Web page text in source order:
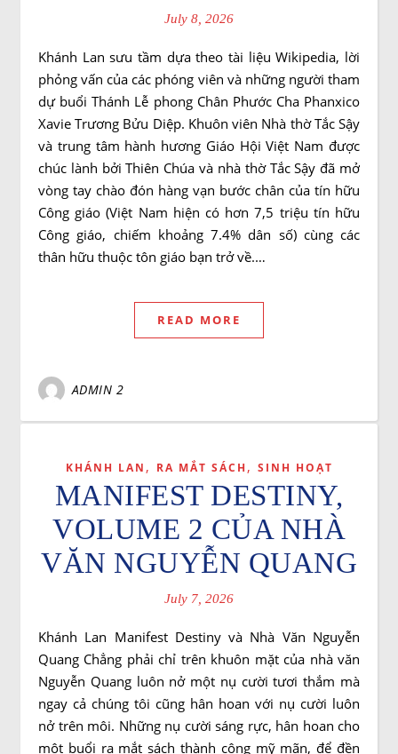
July 8, 2026
Khánh Lan sưu tầm dựa theo tài liệu Wikipedia, lời
phỏng vấn của các phóng viên và những người tham
dự buổi Thánh Lễ phong Chân Phước Cha Phanxico
Xavie Trương Bửu Diệp. Khuôn viên Nhà thờ Tắc Sậy
và trung tâm hành hương Giáo Hội Việt Nam được
chúc lành bởi Thiên Chúa và nhà thờ Tắc Sậy đã mở
vòng tay chào đón hàng vạn bước chân của tín hữu
Công giáo (Việt Nam hiện có hơn 7,5 triệu tín hữu
Công giáo, chiếm khoảng 7.4% dân số) cùng các
thân hữu thuộc tôn giáo bạn trở về.…
READ MORE
ADMIN 2
KHÁNH LAN , RA MẮT SÁCH , SINH HOẠT
MANIFEST DESTINY,
VOLUME 2 CỦA NHÀ
VĂN NGUYỄN QUANG
July 7, 2026
Khánh Lan Manifest Destiny và Nhà Văn Nguyễn
Quang Chẳng phải chỉ trên khuôn mặt của nhà văn
Nguyễn Quang luôn nở một nụ cười tươi thắm mà
ngay cả chúng tôi cũng hân hoan với nụ cười luôn
nở trên môi. Những nụ cười sáng rực, hân hoan cho
một buổi ra mắt sách thành công mỹ mãn, để đền